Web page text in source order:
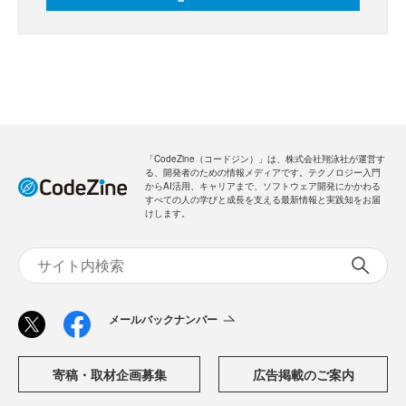
「CodeZine（コードジン）」は、株式会社翔泳社が運営す
る、開発者のための情報メディアです。テクノロジー入門
からAI活用、キャリアまで、ソフトウェア開発にかかわる
すべての人の学びと成長を支える最新情報と実践知をお届
けします。
メールバックナンバー
寄稿・取材企画募集 広告掲載のご案内